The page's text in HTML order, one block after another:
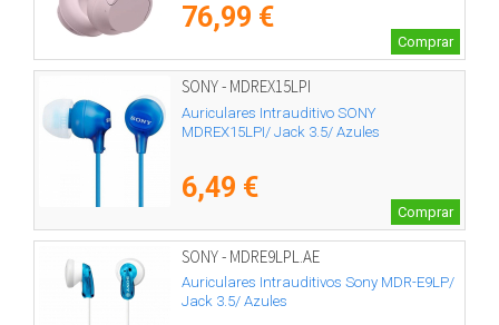
76,99 €
Comprar
SONY - MDREX15LPI
Auriculares Intrauditivo SONY
MDREX15LPI/ Jack 3.5/ Azules
6,49 €
Comprar
SONY - MDRE9LPL.AE
Auriculares Intrauditivos Sony MDR-E9LP/
Jack 3.5/ Azules